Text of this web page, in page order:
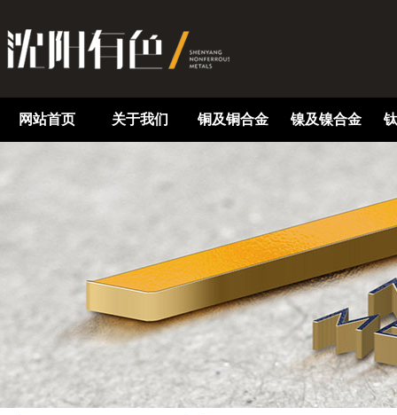
网站首页 关于我们 铜及铜合金 镍及镍合金